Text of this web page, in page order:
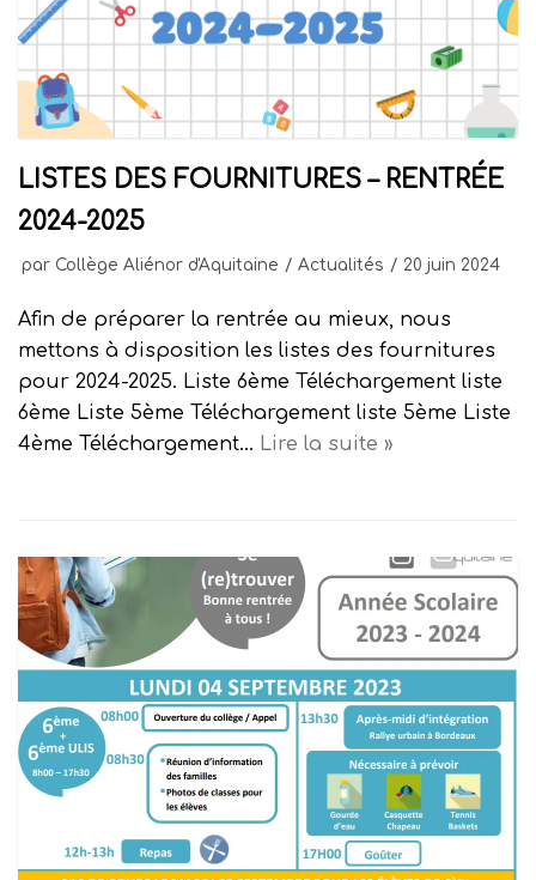
LISTES DES FOURNITURES – RENTRÉE
2024-2025
par Collège Aliénor d'Aquitaine Actualités 20 juin 2024
Afin de préparer la rentrée au mieux, nous
mettons à disposition les listes des fournitures
pour 2024-2025. Liste 6ème Téléchargement liste
6ème Liste 5ème Téléchargement liste 5ème Liste
4ème Téléchargement… Lire la suite »